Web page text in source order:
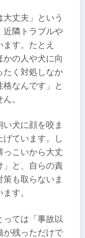
丈夫」という
近隣トラブルや
す。​たとえ
かの人や犬に向
たく対処しなか
なんです」と
。​
犬に顔を咬ま
ています。し
っこいから大丈
」と、自らの責
も取らないま
す。
っては「事故以
が残っただけで